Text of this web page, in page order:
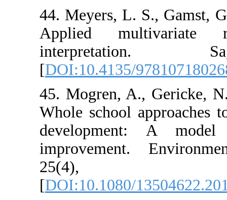
44. Meyers, L.
Applied
[DOI:10.4135/
45. Mogren,
Whole school
improvement.
[DOI:10.1080/